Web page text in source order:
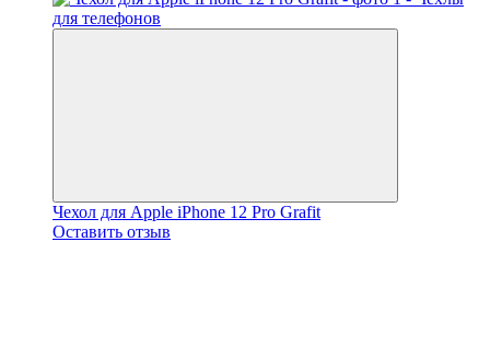
Чехол для Apple iPhone 12 Pro Grafit
Оставить отзыв